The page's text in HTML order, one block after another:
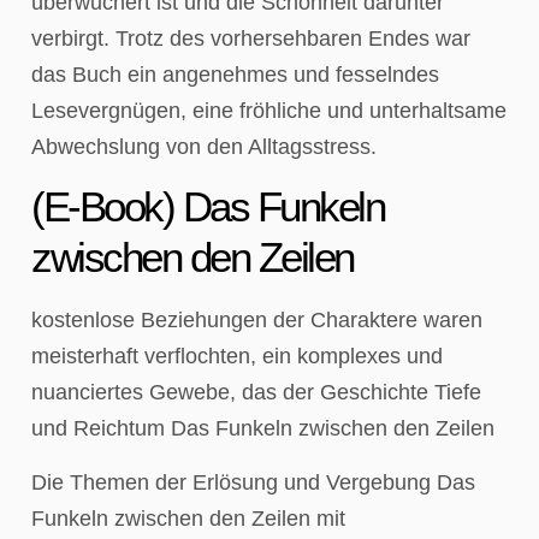
verbirgt. Trotz des vorhersehbaren Endes war
das Buch ein angenehmes und fesselndes
Lesevergnügen, eine fröhliche und unterhaltsame
Abwechslung von den Alltagsstress.
(E-Book) Das Funkeln
zwischen den Zeilen
kostenlose Beziehungen der Charaktere waren
meisterhaft verflochten, ein komplexes und
nuanciertes Gewebe, das der Geschichte Tiefe
und Reichtum Das Funkeln zwischen den Zeilen
Die Themen der Erlösung und Vergebung Das
Funkeln zwischen den Zeilen mit